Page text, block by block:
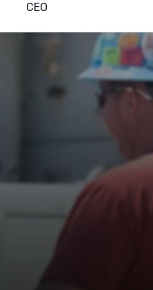
CEO